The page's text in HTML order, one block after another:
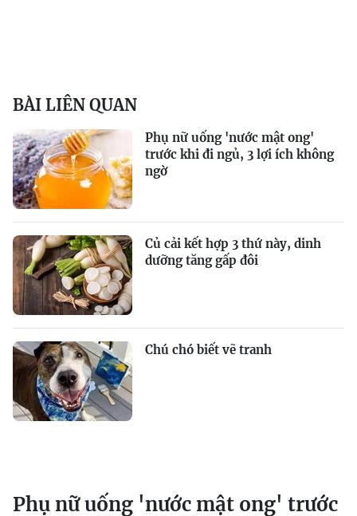
BÀI LIÊN QUAN
Phụ nữ uống 'nước mật ong'
trước khi đi ngủ, 3 lợi ích không
ngờ
Củ cải kết hợp 3 thứ này, dinh
dưỡng tăng gấp đôi
Chú chó biết vẽ tranh
Phụ nữ uống 'nước mật ong' trước